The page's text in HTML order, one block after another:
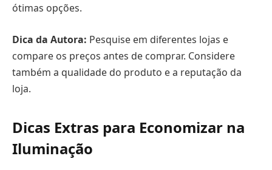
ótimas opções.
Dica da Autora: Pesquise em diferentes lojas e
compare os preços antes de comprar. Considere
também a qualidade do produto e a reputação da
loja.
Dicas Extras para Economizar na
Iluminação